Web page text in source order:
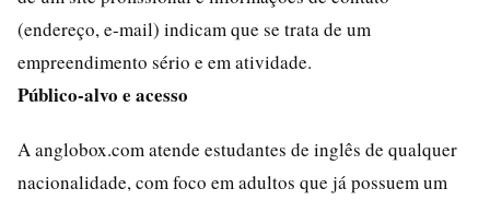
(endereço, e-mail) indicam que se trata de um
empreendimento sério e em atividade.
Público-alvo e acesso
A anglobox.com atende estudantes de inglês de qualquer
nacionalidade, com foco em adultos que já possuem um